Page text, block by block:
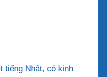
tiếng Nhật, có kinh